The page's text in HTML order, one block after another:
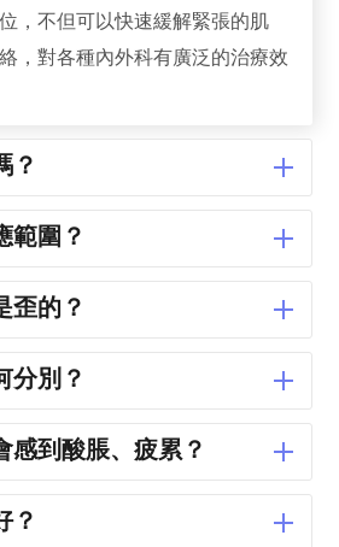
，不但可以快速緩解緊張的肌
，對各種內外科有廣泛的治療效
？
範圍？
歪的？
分別？
感到酸脹、疲累？
？